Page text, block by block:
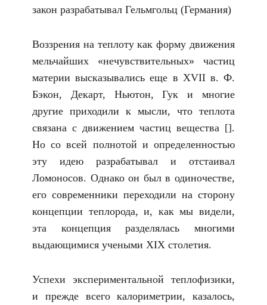
закон разрабатывал Гельмгольц (Германия)
Воззрения на теплоту как форму движения
мельчайших «нечувствительных» частиц
материи высказывались еще в XVII в. Ф.
Бэкон, Декарт, Ньютон, Гук и многие
другие приходили к мысли, что теплота
связана с движением частиц вещества [].
Но со всей полнотой и определенностью
эту идею разрабатывал и отстаивал
Ломоносов. Однако он был в одиночестве,
его современники переходили на сторону
концепции теплорода, и, как мы видели,
эта концепция разделялась многими
выдающимися учеными XIX столетия.
Успехи экспериментальной теплофизики,
и прежде всего калориметрии, казалось,